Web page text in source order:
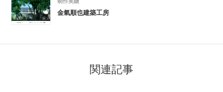
金氣順也建築工房
関連記事